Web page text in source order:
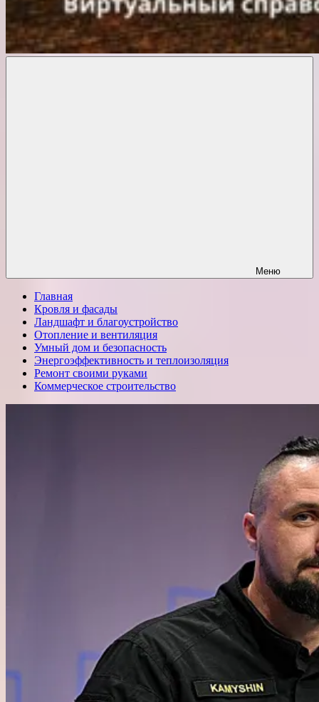
Меню
Главная
Кровля и фасады
Ландшафт и благоустройство
Отопление и вентиляция
Умный дом и безопасность
Энергоэффективность и теплоизоляция
Ремонт своими руками
Коммерческое строительство